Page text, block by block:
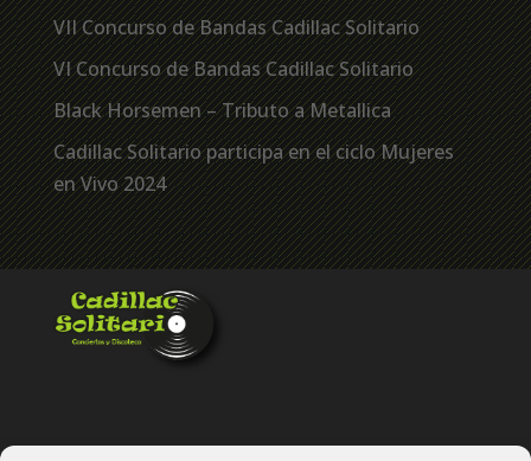
VII Concurso de Bandas Cadillac Solitario
VI Concurso de Bandas Cadillac Solitario
Black Horsemen – Tributo a Metallica
Cadillac Solitario participa en el ciclo Mujeres
en Vivo 2024